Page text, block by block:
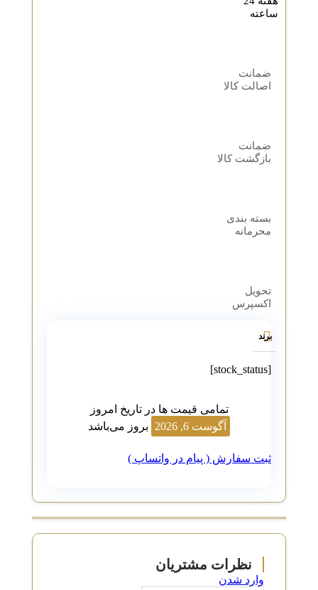
ساعته
ضمانت
اصالت کالا
ضمانت
بازگشت کالا
بسته بندی
محرمانه
تحویل
اکسپرس
تمامی قیمت ها در تاریخ امروز
آگوست 6, 2026
بروز می‌باشد
ثبت سفارش ( پیام در واتساپ )
وارد شدن